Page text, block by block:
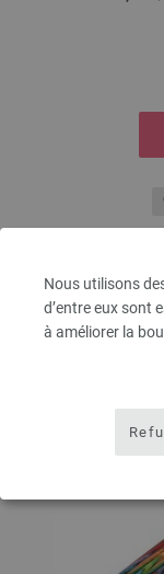
Nous utilisons
d’entre eux sont
à améliorer la